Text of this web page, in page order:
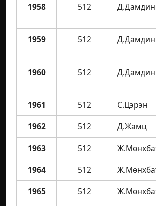
1958 512 Д.Дамдин
1959 512 Д.Дамдин
1960 512 Д.Дамдин
1961 512 С.Цэрэн
1962
512 Д.Жамц
1963
512
1964
512
1965
512